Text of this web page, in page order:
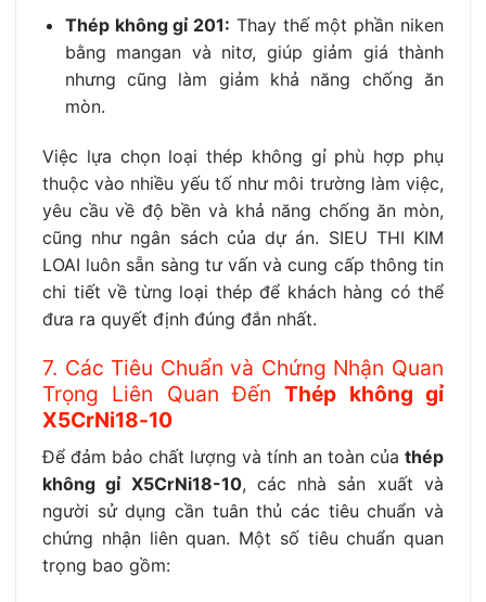
Thép không gỉ 201: Thay thế một phần niken
bằng mangan và nitơ, giúp giảm giá thành
nhưng cũng làm giảm khả năng chống ăn
mòn.
Việc lựa chọn loại thép không gỉ phù hợp phụ
thuộc vào nhiều yếu tố như môi trường làm việc,
yêu cầu về độ bền và khả năng chống ăn mòn,
cũng như ngân sách của dự án. SIEU THI KIM
LOAI luôn sẵn sàng tư vấn và cung cấp thông tin
chi tiết về từng loại thép để khách hàng có thể
đưa ra quyết định đúng đắn nhất.
7. Các Tiêu Chuẩn và Chứng Nhận Quan
Trọng Liên Quan ĐếnThép không gỉ
X5CrNi18-10
Để đảm bảo chất lượng và tính an toàn của thép
không gỉ X5CrNi18-10, các nhà sản xuất và
người sử dụng cần tuân thủ các tiêu chuẩn và
chứng nhận liên quan. Một số tiêu chuẩn quan
trọng bao gồm: